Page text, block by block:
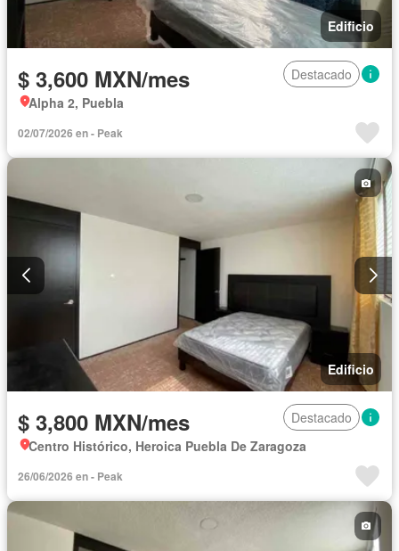
Edificio
$ 3,600 MXN/mes
Destacado
Alpha 2, Puebla
02/07/2026 en - Peak
Edificio
$ 3,800 MXN/mes
Destacado
Centro Histórico, Heroica Puebla De Zaragoza
26/06/2026 en - Peak